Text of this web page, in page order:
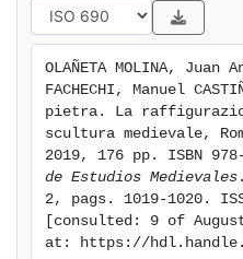
OLAÑETA MOLINA,
FACHECHI, Manuel
pietra. La
scultura medievale,
2019, 176 pp. ISBN
de Estudios Medievales
2, pags. 1019-1020.
[consulted: 9 of
at: https://